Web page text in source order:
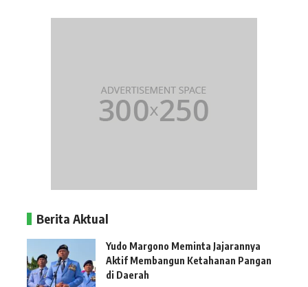
Berita Aktual
Yudo Margono Meminta Jajarannya
Aktif Membangun Ketahanan Pangan
di Daerah